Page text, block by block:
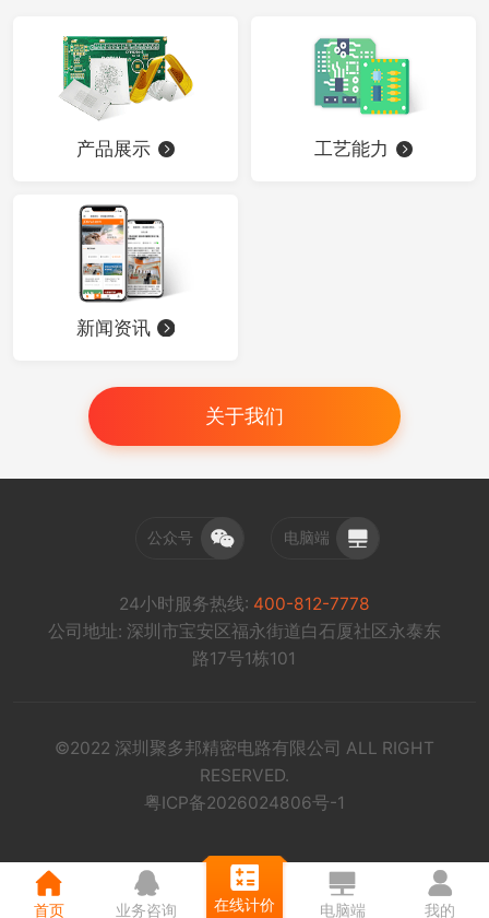
产品展示 工艺能力
新闻资讯
关于我们
公众号 电脑端
24小时服务热线: 400-812-7778
公司地址: 深圳市宝安区福永街道白石厦社区永泰东
路17号1栋101
©2022 深圳聚多邦精密电路有限公司 ALL RIGHT
RESERVED.
粤ICP备2026024806号-1
首页 业务咨询 在线计价 电脑端 我的